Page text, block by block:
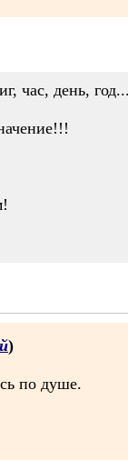
час, день, год...
)
по душе.